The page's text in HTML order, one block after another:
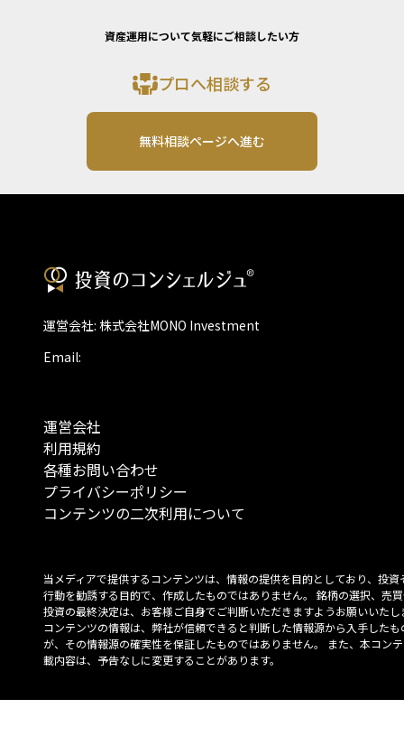
資産運用について気軽にご相談したい方
プロへ相談する
無料相談ページへ進む
運営会社: 株式会社MONO Investment
Email:
運営会社
利用規約
各種お問い合わせ
プライバシーポリシー
コンテンツの二次利用について
当メディアで提供するコンテンツは、情報の提供を目的としており、投資
行動を勧誘する目的で、作成したものではありません。 銘柄の選択、売
投資の最終決定は、お客様ご自身でご判断いただきますようお願いいたし
コンテンツの情報は、弊社が信頼できると判断した情報源から入手したも
が、その情報源の確実性を保証したものではありません。 また、本コン
載内容は、予告なしに変更することがあります。